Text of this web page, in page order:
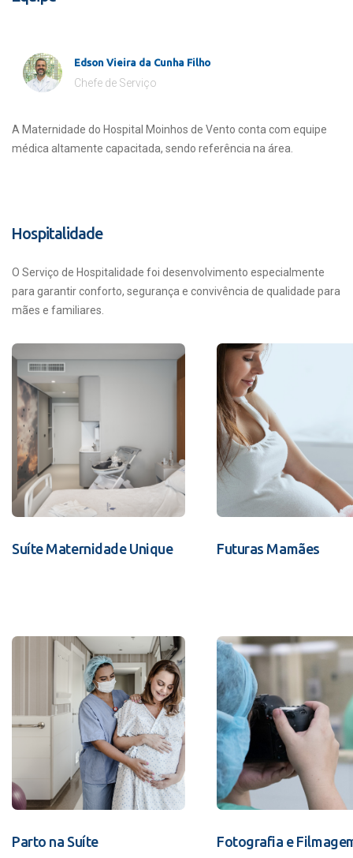
Edson Vieira da Cunha Filho
Chefe de Serviço
A Maternidade do Hospital Moinhos de Vento conta com equipe
médica altamente capacitada, sendo referência na área.
Hospitalidade
O Serviço de Hospitalidade foi desenvolvimento especialmente
para garantir conforto, segurança e convivência de qualidade para
mães e familiares.
Suíte Maternidade Unique Futuras Mamães
Parto na Suíte Fotografia e